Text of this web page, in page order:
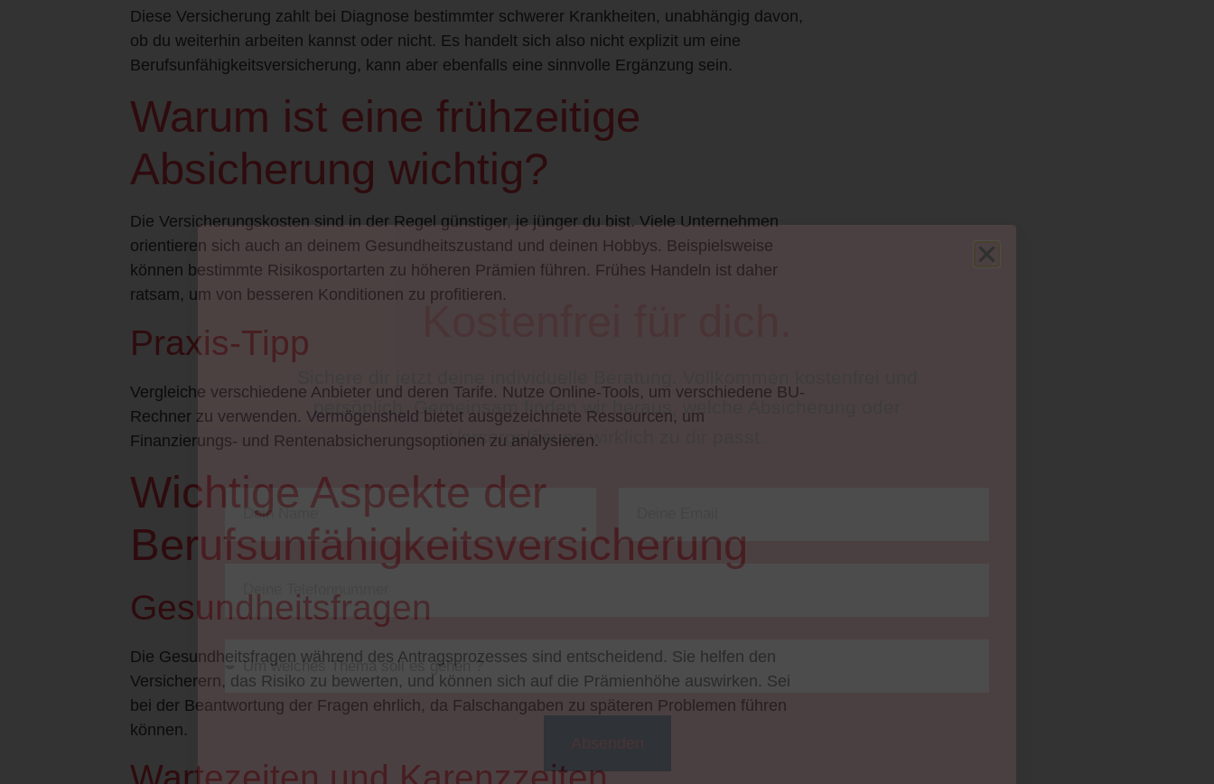
Diese Versicherung zahlt bei Diagnose bestimmter schwerer Krankheiten, unabhängig davon,
ob du weiterhin arbeiten kannst oder nicht. Es handelt sich also nicht explizit um eine
Berufsunfähigkeitsversicherung, kann aber ebenfalls eine sinnvolle Ergänzung sein.
Warum ist eine frühzeitige
Absicherung wichtig?
Die Versicherungskosten sind in der Regel günstiger, je jünger du bist. Viele Unternehmen
orientieren sich auch an deinem Gesundheitszustand und deinen Hobbys. Beispielsweise
können bestimmte Risikosportarten zu höheren Prämien führen. Frühes Handeln ist daher
ratsam, um von besseren Konditionen zu profitieren.
Praxis-Tipp
Vergleiche verschiedene Anbieter und deren Tarife. Nutze Online-Tools, um verschiedene BU-
Rechner zu verwenden.Vermögensheld bietet ausgezeichnete Ressourcen, um
Finanzierungs- und Rentenabsicherungsoptionen zu analysieren.
Wichtige Aspekte der
Berufsunfähigkeitsversicherung
Gesundheitsfragen
Die Gesundheitsfragen während des Antragsprozesses sind entscheidend. Sie helfen den
Versicherern, das Risiko zu bewerten, und können sich auf die Prämienhöhe auswirken. Sei
bei der Beantwortung der Fragen ehrlich, da Falschangaben zu späteren Problemen führen
können.